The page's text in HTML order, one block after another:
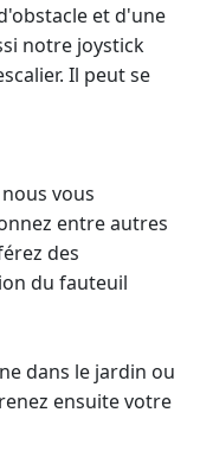
et d'une
notre joystick
Il peut se
vous
entre autres
des
du fauteuil
dans le jardin ou
ensuite votre